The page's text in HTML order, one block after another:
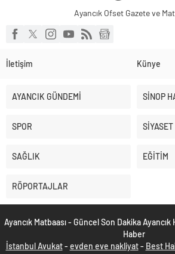
Ayancık Ofset Gazete ve
İletişim Künye
AYANCIK GÜNDEMİ SİNOP
SPOR SİYASET
SAĞLIK EĞİTİM
RÖPORTAJLAR
Ayancık Matbaası - Güncel Son Dakika
Haber
İstanbul Avukat- evden eve nakliyat- Best